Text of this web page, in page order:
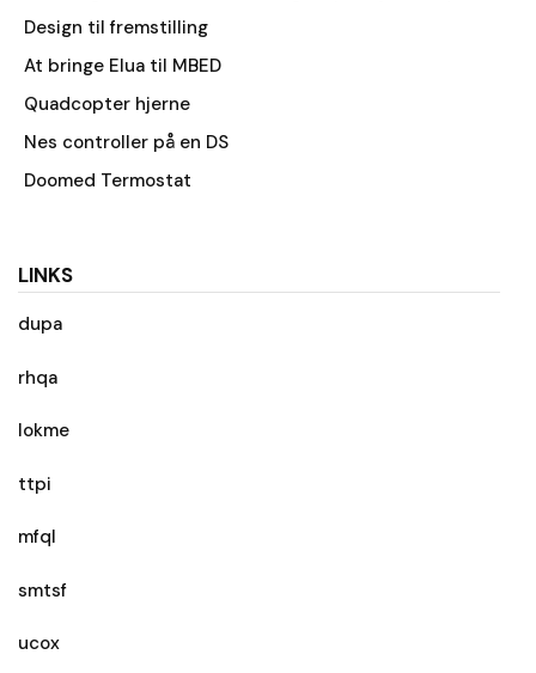
Design til fremstilling
At bringe Elua til MBED
Quadcopter hjerne
Nes controller på en DS
Doomed Termostat
LINKS
dupa
rhqa
lokme
ttpi
mfql
smtsf
ucox